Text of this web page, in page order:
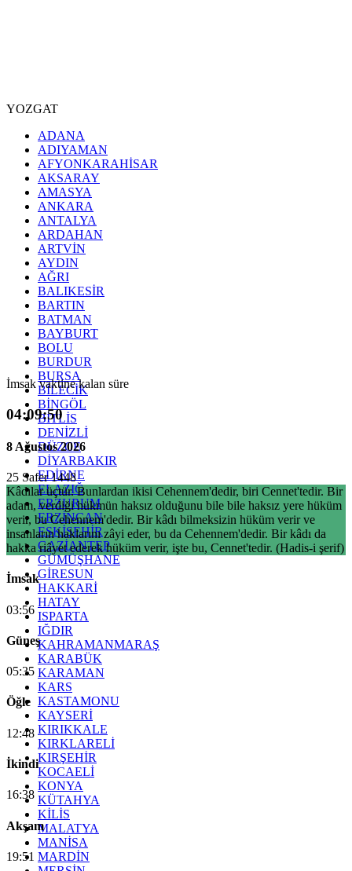
YOZGAT
ADANA
ADIYAMAN
AFYONKARAHİSAR
AKSARAY
AMASYA
ANKARA
ANTALYA
ARDAHAN
ARTVİN
AYDIN
AĞRI
BALIKESİR
BARTIN
BATMAN
BAYBURT
BOLU
BURDUR
BURSA
BİLECİK
BİNGÖL
BİTLİS
DENİZLİ
DÜZCE
DİYARBAKIR
EDİRNE
ELAZIĞ
ERZURUM
ERZİNCAN
ESKİŞEHİR
GAZİANTEP
GÜMÜŞHANE
GİRESUN
HAKKARİ
HATAY
ISPARTA
IĞDIR
KAHRAMANMARAŞ
KARABÜK
KARAMAN
KARS
KASTAMONU
KAYSERİ
KIRIKKALE
KIRKLARELİ
KIRŞEHİR
KOCAELİ
KONYA
KÜTAHYA
KİLİS
MALATYA
MANİSA
MARDİN
İmsak vaktine kalan süre
04:09:49
8 Ağustos 2026
25 Safer 1448
Kâdılar üçtür. Bunlardan ikisi Cehennem'dedir, biri Cennet'tedir. Bir
adam, verdiği hükmün haksız olduğunu bile bile haksız yere hüküm
verir, bu Cehennem'dedir. Bir kâdı bilmeksizin hüküm verir ve
insanların haklarını zâyi eder, bu da Cehennem'dedir. Bir kâdı da
hakka riâyet ederek hüküm verir, işte bu, Cennet'tedir. (Hadis-i şerif)
İmsak
03:56
Güneş
05:35
Öğle
12:48
İkindi
16:38
Akşam
19:51